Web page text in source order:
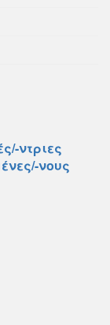
ντριες
νους